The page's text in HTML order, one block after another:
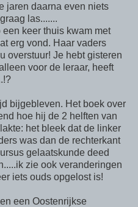
jaren daarna even niets
las.......
keer thuis kwam met
erg vond. Haar vaders
overstuur! Je hebt gisteren
voor de leraar, heeft
bijgebleven. Het boek over
hoe hij de 2 helften van
het bleek dat de linker
was dan de rechterkant
gelaatskunde deed
zie ook veranderingen
iets ouds opgelost is!
een Oostenrijkse